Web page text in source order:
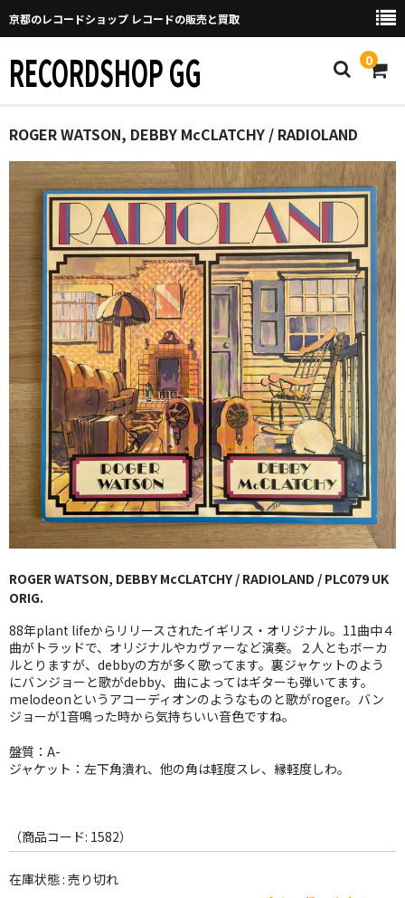
京都のレコードショップ レコードの販売と買取
RECORDSHOP GG 0
Home
マイページ
GGについて
買取について
取り置きなどについて
Categories
New Arrivals
新譜
GG RECORD （当店のレーベル）
全商品
JAZZ-US
BLUE NOTE
JAZZ-EU
JAZZ-JP
JAZZ-VOCAL
J-POP
FOLK,SSW
その他
7INC
ROGER WATSON, DEBBY McCLATCHY / RADIOLAND
ROGER WATSON, DEBBY McCLATCHY / RADIOLAND / PLC079 UK
ORIG.
88年plant lifeからリリースされたイギリス・オリジナル。11曲中４
曲がトラッドで、オリジナルやカヴァーなど演奏。２人ともボーカ
ルとりますが、debbyの方が多く歌ってます。裏ジャケットのよう
にバンジョーと歌がdebby、曲によってはギターも弾いてます。
melodeonというアコーディオンのようなものと歌がroger。バン
ジョーが1音鳴った時から気持ちいい音色ですね。
盤質：A-
ジャケット：左下角潰れ、他の角は軽度スレ、縁軽度しわ。
（商品コード: 1582）
在庫状態 : 売り切れ